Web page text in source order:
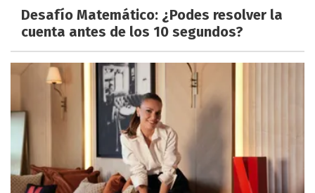
Desafío Matemático: ¿Podes resolver la
cuenta antes de los 10 segundos?